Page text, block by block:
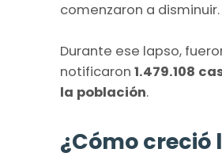
comenzaron a disminuir.​
Durante ese lapso,
notificaron 1.479.108
la población.
¿Cómo creció